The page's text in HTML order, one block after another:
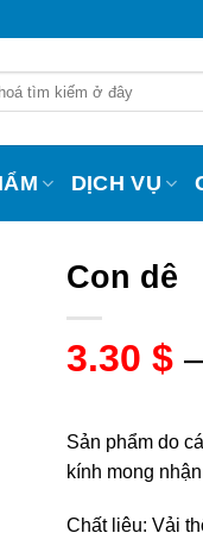
DỊCH VỤ
Con dê
3.30 $
Sản phẩm do
kính mong
Chất liệu: Vải